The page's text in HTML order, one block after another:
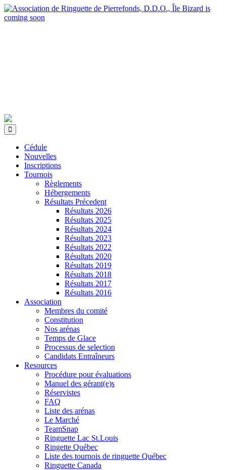
Cédule
Nouvelles
Inscriptions
Tournois
Règlements
Hébergements
Résultats Précedent
Résultats 2026
Résultats 2025
Résultats 2024
Résultats 2023
Résultats 2022
Résultats 2020
Résultats 2019
Résultats 2018
Résultats 2017
Résultats 2016
Association
Membres du comité
Constitution
Nos arénas
Temps de Glace
Processus de selection
Candidats Entraîneurs
Resources
Procédure pour évaluations
Manuel des gérant(e)s
Réservistes
FAQ
Liste des arénas
Le Marché
TeamSnap
Ringuette Lac St.Louis
Ringette Québec
Liste des tournois de ringuette Québec
Ringuette Canada